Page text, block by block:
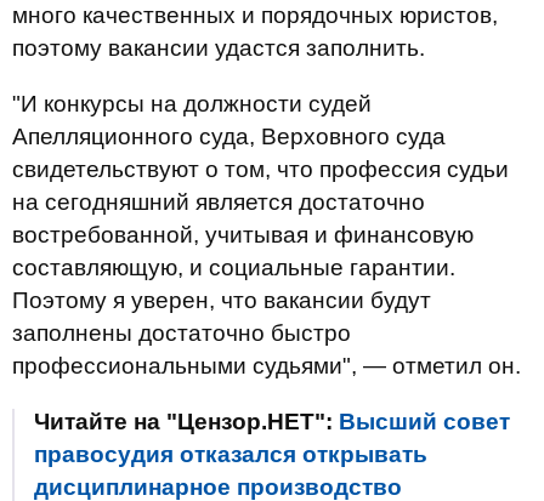
много качественных и порядочных юристов,
поэтому вакансии удастся заполнить.
"И конкурсы на должности судей
Апелляционного суда, Верховного суда
свидетельствуют о том, что профессия судьи
на сегодняшний является достаточно
востребованной, учитывая и финансовую
составляющую, и социальные гарантии.
Поэтому я уверен, что вакансии будут
заполнены достаточно быстро
профессиональными судьями", — отметил он.
Читайте на "Цензор.НЕТ": Высший совет
правосудия отказался открывать
дисциплинарное производство